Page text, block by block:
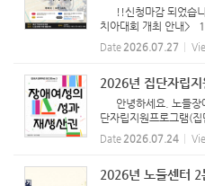
!!신청마감 되었습
치아대회 개최 안내>
일 수요일
대체육관 (종로구 성균
Date 2026.07.27
2026년 집단자립
안녕하세요. 노들장
단자립지원프로그램(
과 참여 부탁드립니다
프로그램 <너와 나의
Date 2026.07.24
2026년 노들센터 2